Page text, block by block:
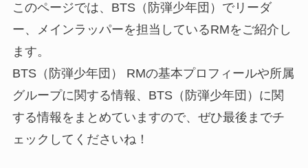
このページでは、BTS（防弾少年団）でリーダ
ー、メインラッパーを担当しているRMをご紹介し
ます。
BTS（防弾少年団） RMの基本プロフィールや所属
グループに関する情報、BTS（防弾少年団）に関
する情報をまとめていますので、ぜひ最後までチ
ェックしてくださいね！